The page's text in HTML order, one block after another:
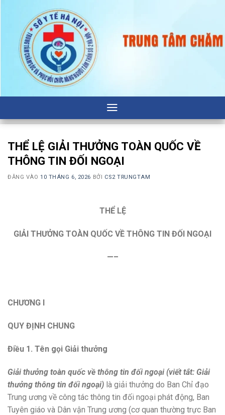
THỂ LỆ GIẢI THƯỞNG TOÀN QUỐC VỀ
THÔNG TIN ĐỐI NGOẠI
ĐĂNG VÀO10 THÁNG 6, 2026 BỞI CS2 TRUNGTAM
THỂ LỆ
GIẢI THƯỞNG TOÀN QUỐC VỀ THÔNG TIN ĐỐI NGOẠI
—–
CHƯƠNG I
QUY ĐỊNH CHUNG
Điều 1. Tên gọi Giải thưởng
Giải thưởng toàn quốc về thông tin đối ngoại (viết tắt: Giải
thưởng thông tin đối ngoại) là giải thưởng do Ban Chỉ đạo
Trung ương về công tác thông tin đối ngoại phát động, Ban
Tuyên giáo và Dân vận Trung ương (cơ quan thường trực Ban